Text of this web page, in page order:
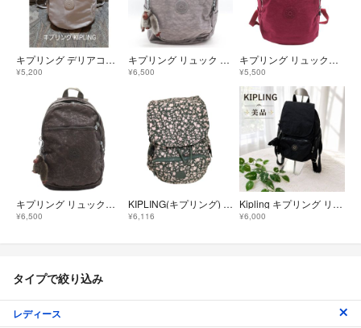
キプリング デリアコンパクトKIPLING DELIA COMPACT リュック
¥5,200
キプリング リュック ナイロン バックパック デイパック 鞄 カバン ブランド レディース グレー Kipling
¥6,500
キプリング リュックサック デイパック ナイロン 鞄 カバン ブランド 赤 レディース レッド Kipling
¥5,500
キプリング リュックサック バックパック パイソン柄 鞄 カバン ブランド レディース ダークカーキ Kipling
¥6,500
KIPLING(キプリング) レディース バッグ バックパック
¥6,116
Kipling キプリング リュックサック バックパック ブラック ナイロン
¥6,000
タイプで絞り込み
レディース